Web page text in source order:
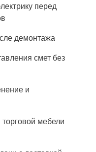
перед
демонтажа
смет без
и
мебели